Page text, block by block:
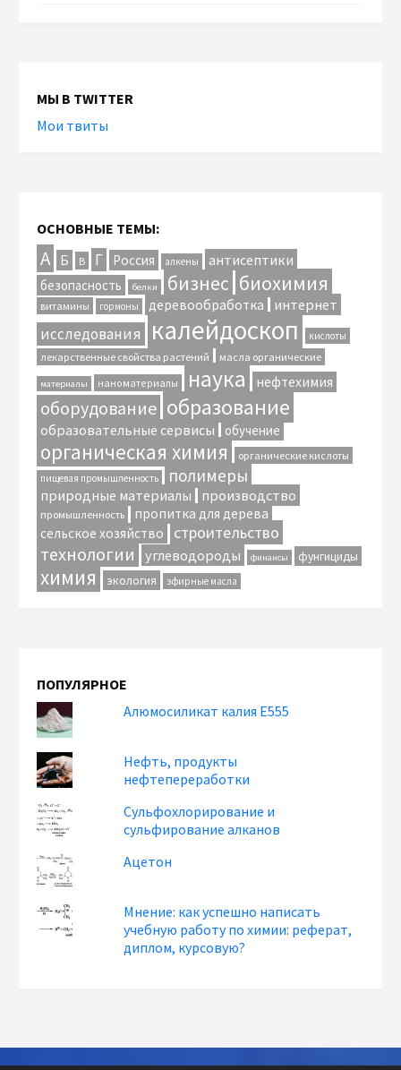
МЫ В TWITTER
Мои твиты
ОСНОВНЫЕ ТЕМЫ:
А Б В Г Россия алкены антисептики
безопасность белки бизнес биохимия
витамины гормоны деревообработка интернет
исследования калейдоскоп кислоты
лекарственные свойства растений масла органические
материалы наноматериалы наука нефтехимия
оборудование образование
образовательные сервисы обучение
органическая химия органические кислоты
пищевая промышленность полимеры
природные материалы производство
промышленность
пропитка для дерева
сельское хозяйство
строительство
технологии углеводороды финансы фунгициды
химия экология эфирные масла
ПОПУЛЯРНОЕ
Алюмосиликат калия Е555
Нефть, продукты
нефтепереработки
Сульфохлорирование и
сульфирование алканов
Ацетон
Мнение: как успешно написать
учебную работу по химии: реферат,
диплом, курсовую?